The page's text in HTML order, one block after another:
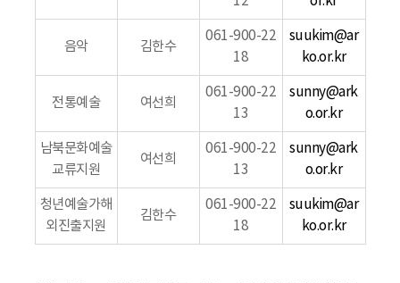
음악 김한수
061-900-22
18
suukim@ar
ko.or.kr
전통예술 여선희
061-900-22
13
sunny@ark
o.or.kr
남북문화예술
교류지원
여선희
061-900-22
13
sunny@ark
o.or.kr
청년예술가해
외진출지원
김한수
061-900-22
18
suukim@ar
ko.or.kr